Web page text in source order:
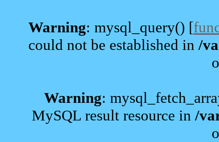
Warning: mysql_query() [
could not be established in /
Warning:
MySQL result resource in /